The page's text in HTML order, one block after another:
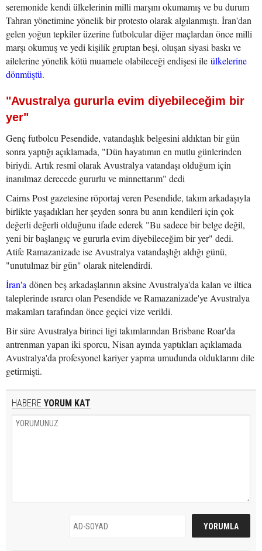
seremonide kendi ülkelerinin milli marşını okumamış ve bu durum
Tahran yönetimine yönelik bir protesto olarak algılanmıştı. İran'dan
gelen yoğun tepkiler üzerine futbolcular diğer maçlardan önce milli
marşı okumuş ve yedi kişilik gruptan beşi, oluşan siyasi baskı ve
ailelerine yönelik kötü muamele olabileceği endişesi ile ülkelerine
dönmüştü.
"Avustralya gururla evim diyebileceğim bir
yer"
Genç futbolcu Pesendide, vatandaşlık belgesini aldıktan bir gün
sonra yaptığı açıklamada, "Dün hayatımın en mutlu günlerinden
biriydi. Artık resmî olarak Avustralya vatandaşı olduğum için
inanılmaz derecede gururlu ve minnettarım" dedi
Cairns Post gazetesine röportaj veren Pesendide, takım arkadaşıyla
birlikte yaşadıkları her şeyden sonra bu anın kendileri için çok
değerli değerli olduğunu ifade ederek "Bu sadece bir belge değil,
yeni bir başlangıç ve gururla evim diyebileceğim bir yer" dedi.
Atife Ramazanizade ise Avustralya vatandaşlığı aldığı günü,
"unutulmaz bir gün" olarak nitelendirdi.
İran'a dönen beş arkadaşlarının aksine Avustralya'da kalan ve iltica
taleplerinde ısrarcı olan Pesendide ve Ramazanizade'ye Avustralya
makamları tarafından önce geçici vize verildi.
Bir süre Avustralya birinci ligi takımlarından Brisbane Roar'da
antrenman yapan iki sporcu, Nisan ayında yaptıkları açıklamada
Avustralya'da profesyonel kariyer yapma umudunda olduklarını dile
getirmişti.
HABERE YORUM KAT